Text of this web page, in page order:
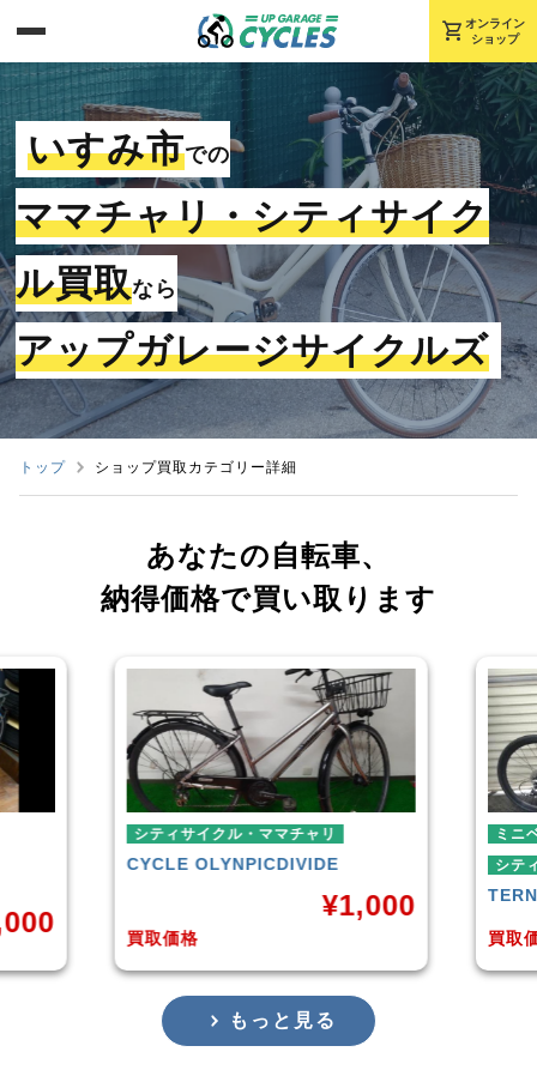
shopping_cart オンライン
ショップ
いすみ市での
ママチャリ・シティサイク
ル買取なら
アップガレージサイクルズ
トップ ショップ買取カテゴリー詳細
あなたの自転車、
納得価格で買い取ります
ミニベロ
シティサイクル・ママチャリ
SURGE 2021年モデル
買取価格
ミ
シ
買
もっと見る